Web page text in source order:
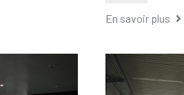
En savoir plus